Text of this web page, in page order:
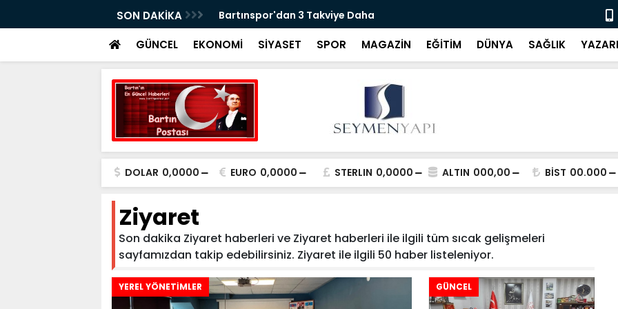
SON DAKİKA Bartınspor'dan 3 Takviye Daha Bartın
GÜNCEL EKONOMİ SİYASET SPOR MAGAZİN EĞİTİM DÜNYA SAĞLIK
DOLAR 0,0000 EURO 0,0000 STERLIN 0,0000 ALTIN 000,00 BİST 00.000
Ziyaret
Son dakika Ziyaret haberleri ve Ziyaret haberleri ile ilgili tüm sıcak gelişmeleri
sayfamızdan takip edebilirsiniz. Ziyaret ile ilgili 50 haber listeleniyor.
YEREL YÖNETİMLER GÜNCEL